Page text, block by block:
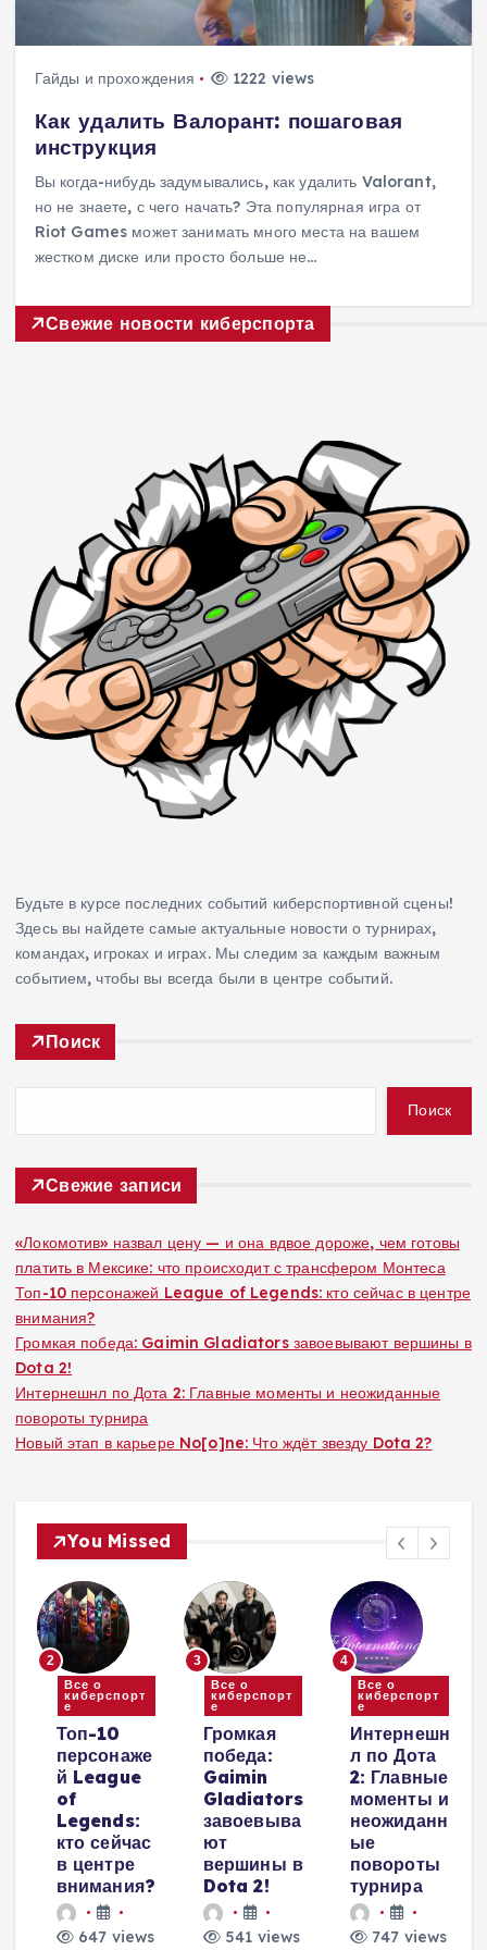
Гайды и прохождения 1222 views
Как удалить Валорант: пошаговая
инструкция
Вы когда-нибудь задумывались, как удалить Valorant,
но не знаете, с чего начать? Эта популярная игра от
Riot Games может занимать много места на вашем
жестком диске или просто больше не…
Свежие новости киберспорта
Будьте в курсе последних событий киберспортивной сцены!
Здесь вы найдете самые актуальные новости о турнирах,
командах, игроках и играх. Мы следим за каждым важным
событием, чтобы вы всегда были в центре событий.
Поиск
Поиск
Свежие записи
«Локомотив» назвал цену — и она вдвое дороже, чем готовы
платить в Мексике: что происходит с трансфером Монтеса
Топ-10 персонажей League of Legends: кто сейчас в центре
внимания?
Громкая победа: Gaimin Gladiators завоевывают вершины в
Dota 2!
Интернешнл по Дота 2: Главные моменты и неожиданные
повороты турнира
Новый этап в карьере No[o]ne: Что ждёт звезду Dota 2?
You Missed
2
Все о
киберспорт
е
Топ-10
персонаже
й League
of
Legends:
кто сейчас
в центре
внимания?
647 views
3
Все о
киберспорт
е
Громкая
победа:
Gaimin
Gladiators
завоевыва
ют
вершины в
Dota 2!
541 views
4
Все о
киберспорт
е
Интернешн
л по Дота
2: Главные
моменты и
неожиданн
ые
повороты
турнира
747 views